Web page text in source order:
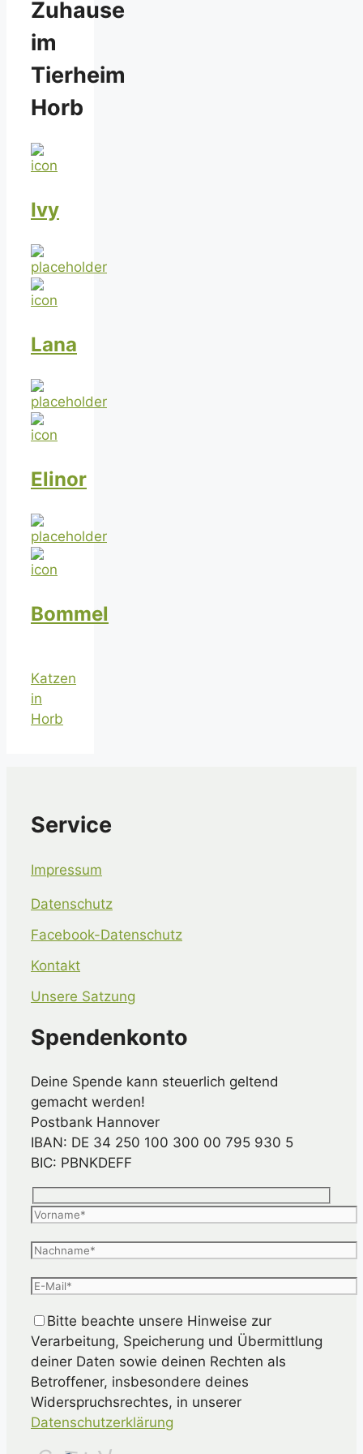
Zuhause
im
Tierheim
Horb
Ivy
Lana
Elinor
Bommel
Katzen
in
Horb
Service
Impressum
Datenschutz
Facebook-Datenschutz
Kontakt
Unsere Satzung
Spendenkonto
Deine Spende kann steuerlich geltend
gemacht werden!
Postbank Hannover
IBAN: DE 34 250 100 300 00 795 930 5
BIC: PBNKDEFF
Bitte beachte unsere Hinweise zur
Verarbeitung, Speicherung und Übermittlung
deiner Daten sowie deinen Rechten als
Betroffener, insbesondere deines
Widerspruchsrechtes, in unserer
Datenschutzerklärung